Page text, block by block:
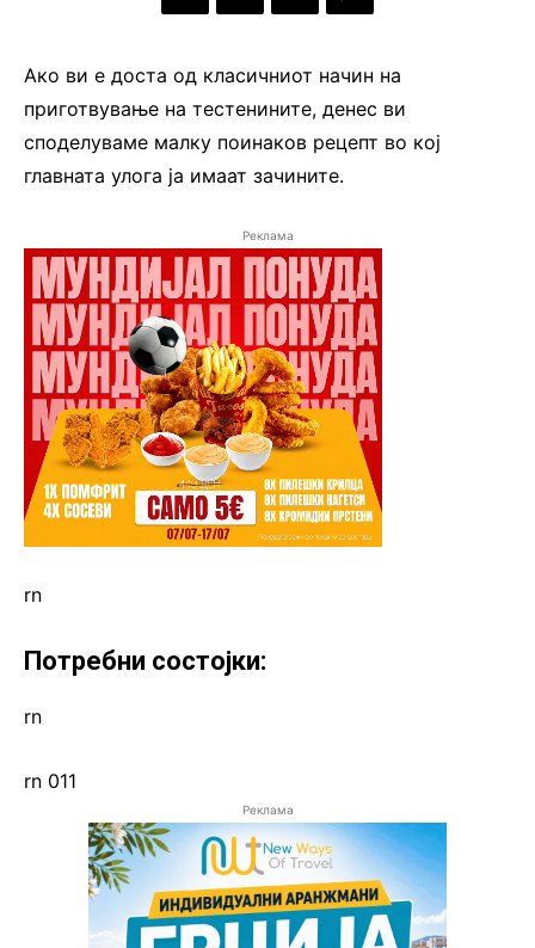
Ако ви е доста од класичниот начин на
приготвување на тестенините, денес ви
споделуваме малку поинаков рецепт во кој
главната улога ја имаат зачините.
Реклама
rn
Потребни состојки:
rn
rn 011
Реклама